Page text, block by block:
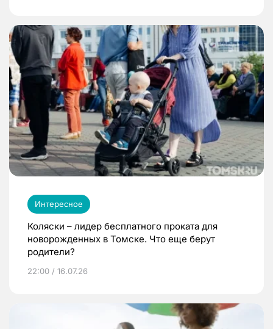
Интересное
Коляски – лидер бесплатного проката для
новорожденных в Томске. Что еще берут
родители?
22:00 / 16.07.26